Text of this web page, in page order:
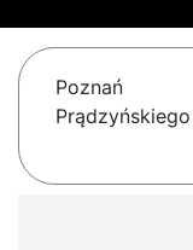
Poznań
Prądzyńskiego